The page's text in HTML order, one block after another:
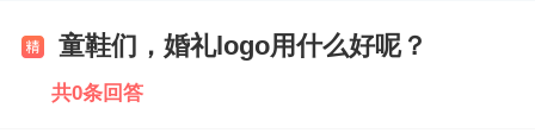
童鞋们，婚礼logo用什么好呢？
共0条回答